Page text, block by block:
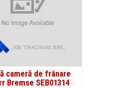
cameră de frânare
Bremse SEB01314